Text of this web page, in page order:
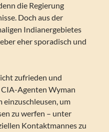
die Regierung
Doch aus der
Indianergebietes
eher sporadisch und
zufrieden und
Agenten Wyman
einzuschleusen, um
zu werfen – unter
Kontaktmannes zu